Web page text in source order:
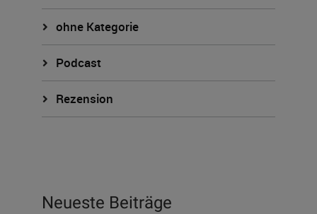
ohne Kategorie
Podcast
Rezension
Neueste Beiträge